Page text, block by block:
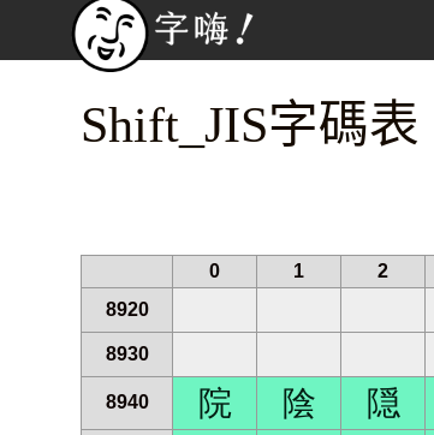
Shift_JIS字碼
0
1 2
8920
8930
8940 院 陰 隠